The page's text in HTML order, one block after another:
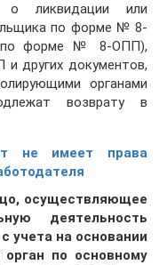
о ликвидации или
по форме № 8-
по форме № 8-ОПП),
других документов,
органами
возврату в
не имеет права
осуществляющее
деятельность
учета на основании
по основному